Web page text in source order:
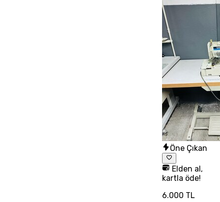
Öne Çıkan
Elden al,
kartla öde!
6.000 TL